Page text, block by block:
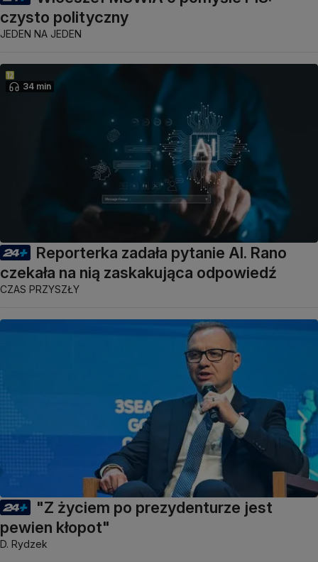
czysto polityczny
JEDEN NA JEDEN
34 min
Reporterka zadała pytanie AI. Rano
czekała na nią zaskakująca odpowiedź
CZAS PRZYSZŁY
"Z życiem po prezydenturze jest
pewien kłopot"
D. Rydzek